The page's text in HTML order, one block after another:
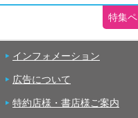
特集
インフォメーション
広告について
特約店様・書店様ご案内